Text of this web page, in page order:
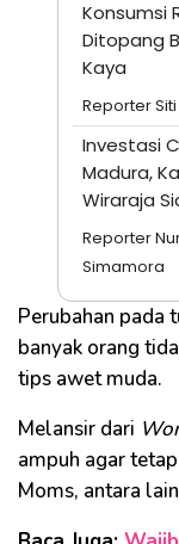
Konsumsi
Ditopang
Kaya
Reporter
Investasi
Madura,
Wiraraja
Reporter
Simamora
Perubahan pada
banyak orang
tips awet muda.
Melansir dari
ampuh agar
Moms, antara